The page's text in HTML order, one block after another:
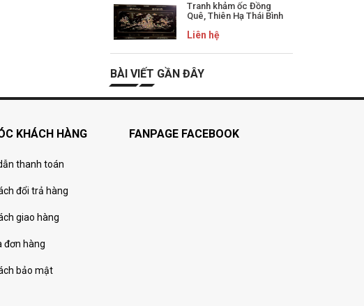
Tranh khảm ốc Đồng
Quê, Thiên Hạ Thái Bình
Liên hệ
BÀI VIẾT GẦN ĐÂY
KHÁCH HÀNG
thanh toán
đổi trả hàng
giao hàng
đơn hàng
bảo mật
FANPAGE FACEBOOK